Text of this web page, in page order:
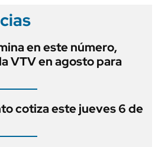
en este número,
VTV en agosto para
cotiza este jueves 6 de